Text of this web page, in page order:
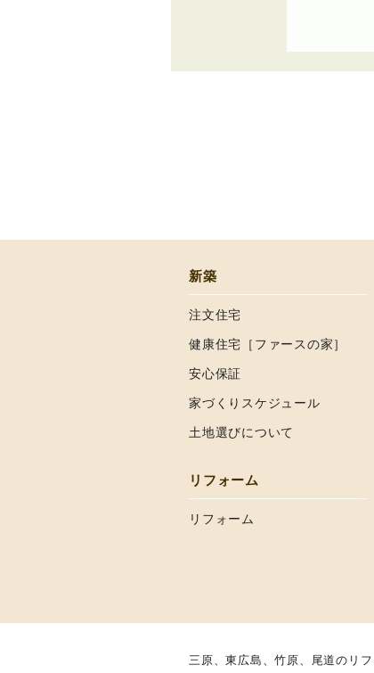
新築
注文住宅
健康住宅［ファースの家］
安心保証
家づくりスケジュール
土地選びについて
リフォーム
リフォーム
三原、東広島、竹原、尾道のリ